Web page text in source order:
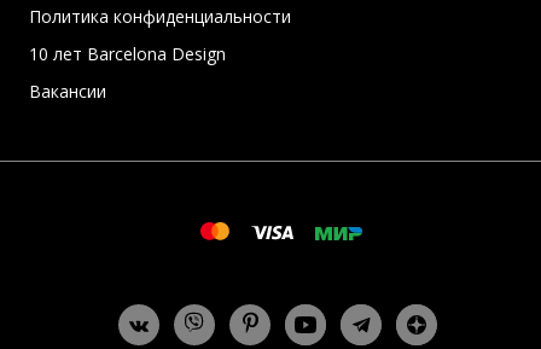
Политика конфиденциальности
10 лет Barcelona Design
Вакансии